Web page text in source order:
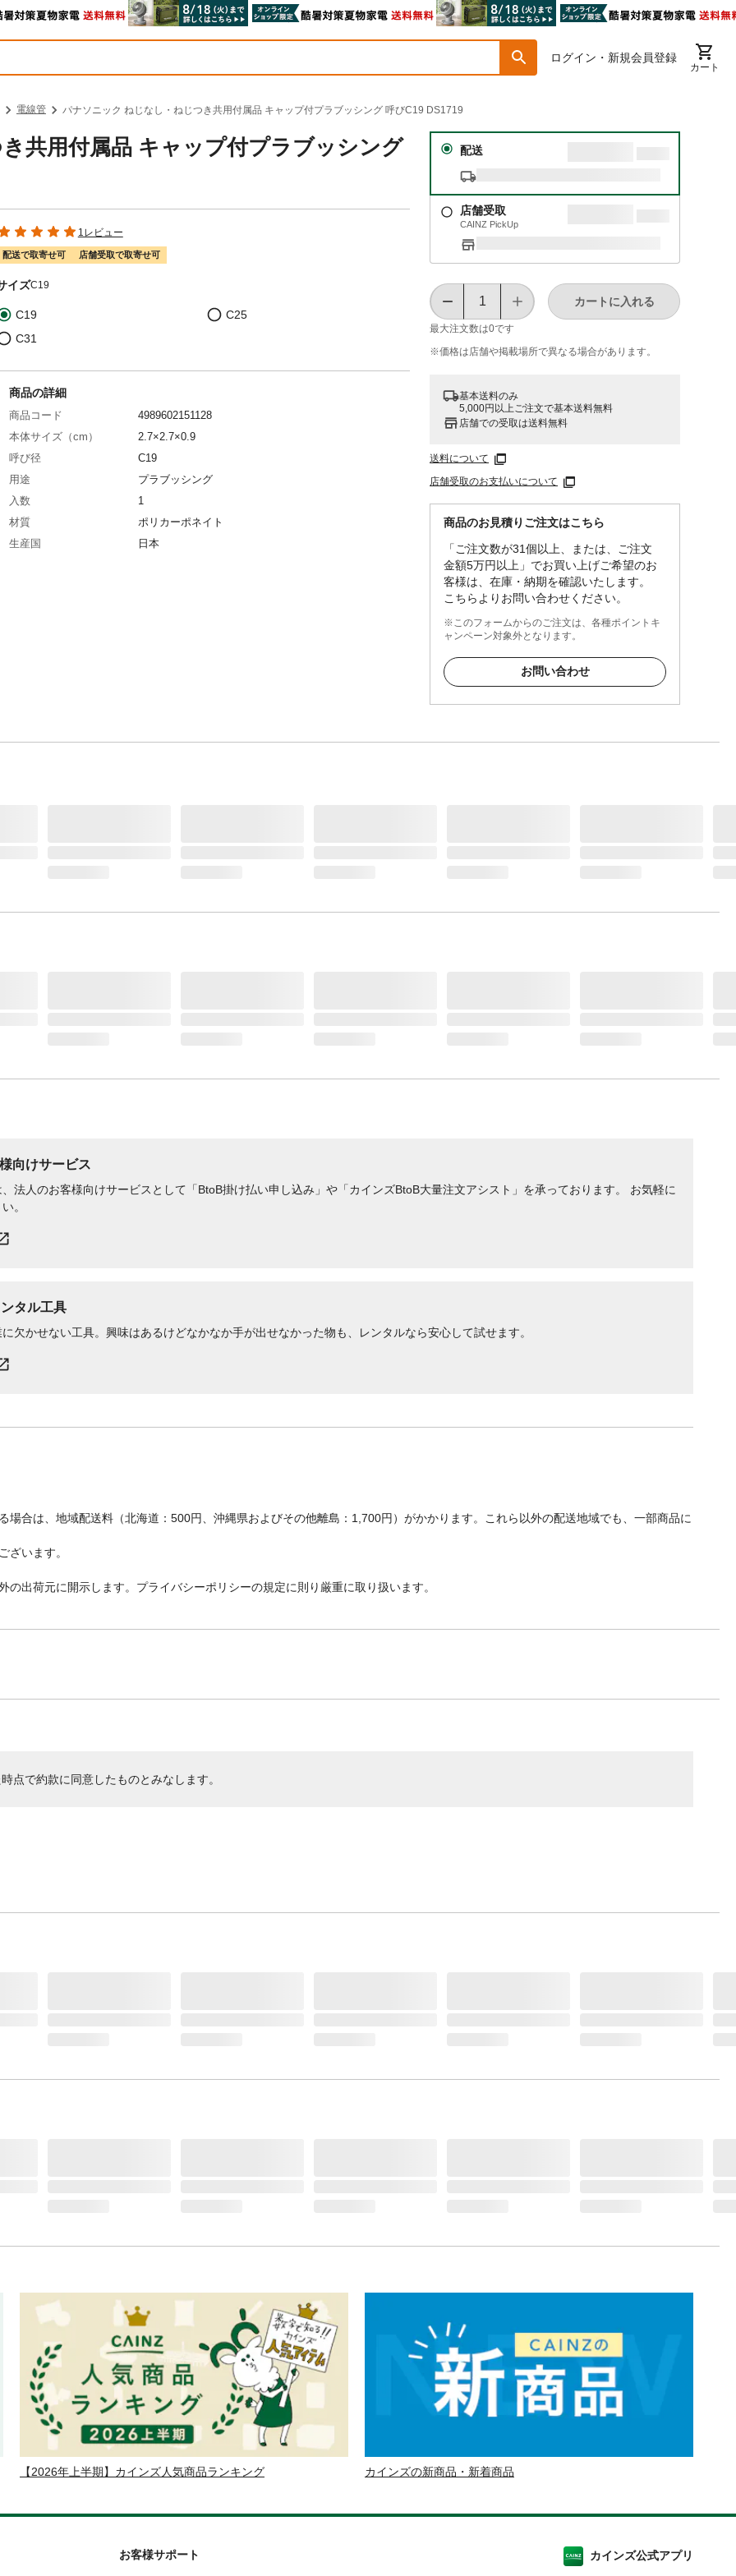
ログイン・新規会員登録
カート
電線管 パナソニック ねじなし・ねじつき共用付属品 キャップ付プラブッシング 呼びC19 DS1719
共用付属品 キャップ付プラブッシング
1レビュー
配送で取寄せ可 店舗受取で取寄せ可
イズC19
C19
C25
C31
配送
店舗受取
CAINZ PickUp
最大注文数は0です
カートに入れる
※価格は​店舗や​掲載場所で​異なる​場合が​あります。
基本送料のみ
5,000円以上ご注文で基本送料無料
店舗での受取は送料無料
送料について
店舗受取のお支払いについて
商品のお見積りご注文はこちら
「ご注文数が31個以上、または、ご注文
金額5万円以上」でお買い上げご希望のお
客様は、在庫・納期を確認いたします。
こちらよりお問い合わせください。
※このフォームからのご注文は、各種ポイントキ
ャンペーン対象外となります。
お問い合わせ
商品の詳細
商品コード
4989602151128
本体サイズ（cm）
2.7×2.7×0.9
呼び径
C19
用途
プラブッシング
入数
1
材質
ポリカーポネイト
生産国
日本
向けサービス
法人のお客様向けサービスとして「BtoB掛け払い申し込み」や「カインズBtoB大量注文アシスト」を承っております。 お気軽に
。
タル工具
欠かせない工具。興味はあるけどなかなか手が出せなかった物も、レンタルなら安心して試せます。
合は、地域配送料（北海道：500円、沖縄県およびその他離島：1,700円）がかかります。これら以外の配送地域でも、一部商品に
ざいます。
出荷元に開示します。プライバシーポリシーの規定に則り厳重に取り扱います。
点で約款に同意したものとみなします。
【2026年上半期】カインズ人気商品ランキング カインズの新商品・新着商品
お客様サポート カインズ公式アプリ